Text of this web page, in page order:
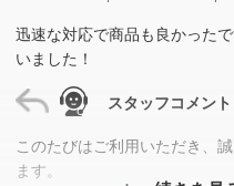
迅速な対応で商品も良かった
いました！
スタッフコメント
このたびはご利用いただき、
ます。